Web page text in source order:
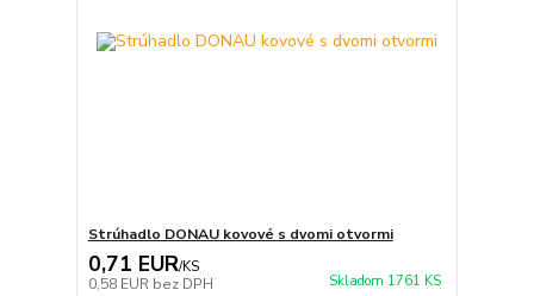
Strúhadlo DONAU kovové s dvomi otvormi
0,71 EUR/KS
0,58 EUR bez DPH Skladom 1761 KS